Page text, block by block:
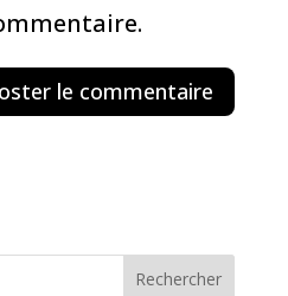
Rechercher